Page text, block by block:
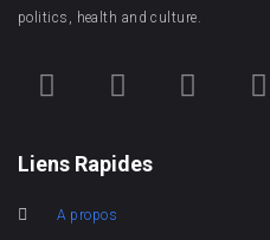
politics, health and culture.
Liens Rapides
A propos